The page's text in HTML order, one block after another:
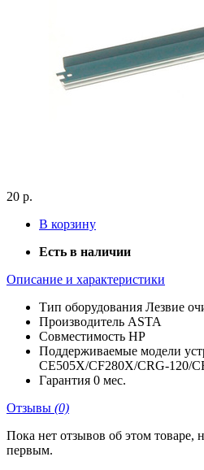
20 р.
В корзину
Есть в наличии
Описание и характеристики
Тип оборудования Лезвие
Производитель ASTA
Совместимость HP
Поддерживаемые модели
CE505X/CF280X/CRG-120/
Гарантия 0 мес.
Отзывы (0)
Пока нет отзывов об этом
первым.